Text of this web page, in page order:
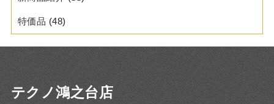
特価品 (48)
テクノ鴻之台店